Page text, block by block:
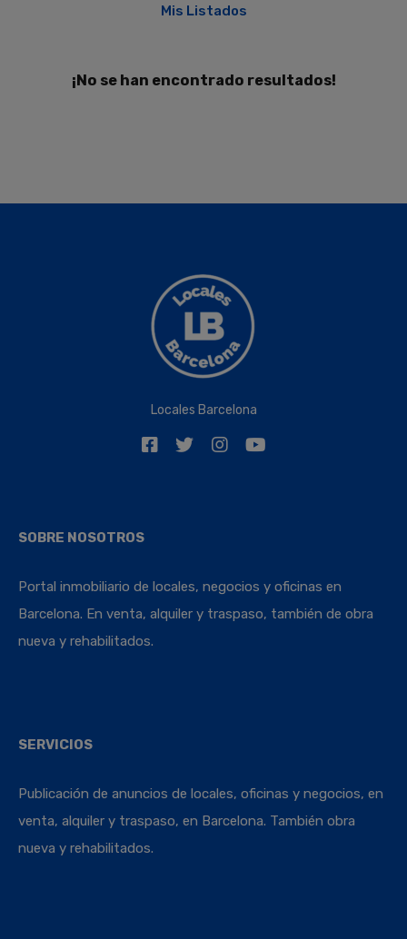
Mis Listados
¡No se han encontrado resultados!
Locales Barcelona
SOBRE NOSOTROS
Portal inmobiliario de locales, negocios y oficinas en
Barcelona. En venta, alquiler y traspaso, también de obra
nueva y rehabilitados.
SERVICIOS
Publicación de anuncios de locales, oficinas y negocios, en
venta, alquiler y traspaso, en Barcelona. También obra
nueva y rehabilitados.